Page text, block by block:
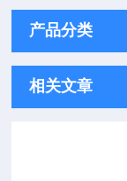
产品分类
相关文章